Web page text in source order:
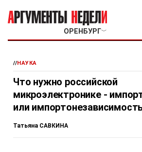
ОРЕНБУРГ﹀
//НАУКА
Что нужно российской
микроэлектронике -
или
Татьяна САВКИНА